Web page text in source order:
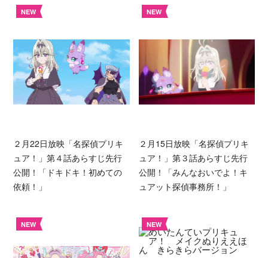
NEW
２月22日放映「名探偵プリキ
ュア！」第４話あらすじ先行
公開！「ドキドキ！初めての
依頼！」
NEW
２月15日放映「名探偵プリキ
ュア！」第３話あらすじ先行
公開！「みんなおいでよ！キ
ュアット探偵事務所！」
NEW NEW